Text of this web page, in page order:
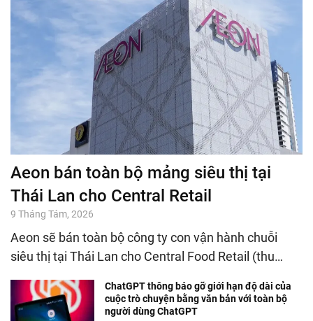
Aeon bán toàn bộ mảng siêu thị tại
Thái Lan cho Central Retail
9 Tháng Tám, 2026
Aeon sẽ bán toàn bộ công ty con vận hành chuỗi
siêu thị tại Thái Lan cho Central Food Retail (thu…
ChatGPT thông báo gỡ giới hạn độ dài của
cuộc trò chuyện bằng văn bản với toàn bộ
người dùng ChatGPT